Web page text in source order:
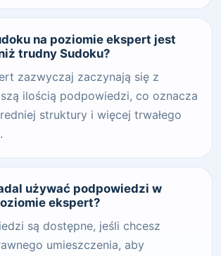
na poziomie ekspert jest
trudny Sudoku?
zazwyczaj zaczynają się z
ilością podpowiedzi, co oznacza
struktury i więcej trwałego
używać podpowiedzi w
ekspert?
są dostępne, jeśli chcesz
umieszczenia, aby